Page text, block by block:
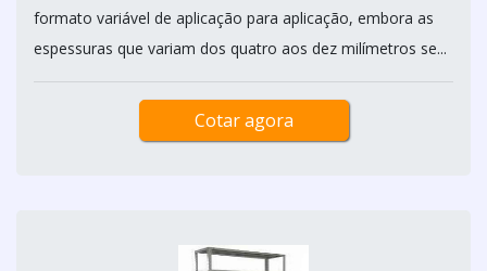
formato variável de aplicação para aplicação, embora as
espessuras que variam dos quatro aos dez milímetros se...
Cotar agora